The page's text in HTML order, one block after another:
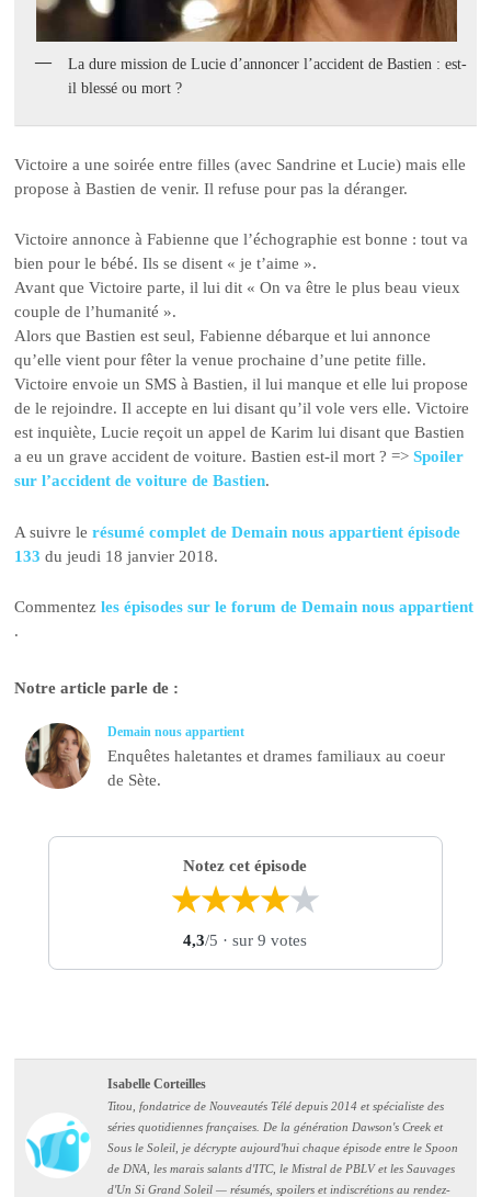
La dure mission de Lucie d’annoncer l’accident de Bastien : est-
il blessé ou mort ?
Victoire a une soirée entre filles (avec Sandrine et Lucie) mais elle
propose à Bastien de venir. Il refuse pour pas la déranger.
Victoire annonce à Fabienne que l’échographie est bonne : tout va
bien pour le bébé. Ils se disent « je t’aime ».
Avant que Victoire parte, il lui dit « On va être le plus beau vieux
couple de l’humanité ».
Alors que Bastien est seul, Fabienne débarque et lui annonce
qu’elle vient pour fêter la venue prochaine d’une petite fille.
Victoire envoie un SMS à Bastien, il lui manque et elle lui propose
de le rejoindre. Il accepte en lui disant qu’il vole vers elle. Victoire
est inquiète, Lucie reçoit un appel de Karim lui disant que Bastien
a eu un grave accident de voiture. Bastien est-il mort ? =>Spoiler
sur l’accident de voiture de Bastien.
A suivre lerésumé complet de Demain nous appartient épisode
133 du jeudi 18 janvier 2018.
Commentez les épisodes sur le forum de Demain nous appartient
.
Notre article parle de :
Demain nous appartient
Enquêtes haletantes et drames familiaux au coeur
de Sète.
Notez cet épisode
★★★★★
4,3/5 · sur 9 votes
Isabelle Corteilles
Titou, fondatrice de Nouveautés Télé depuis 2014 et spécialiste des
séries quotidiennes françaises. De la génération Dawson's Creek et
Sous le Soleil, je décrypte aujourd'hui chaque épisode entre le Spoon
de DNA, les marais salants d'ITC, le Mistral de PBLV et les Sauvages
d'Un Si Grand Soleil — résumés, spoilers et indiscrétions au rendez-